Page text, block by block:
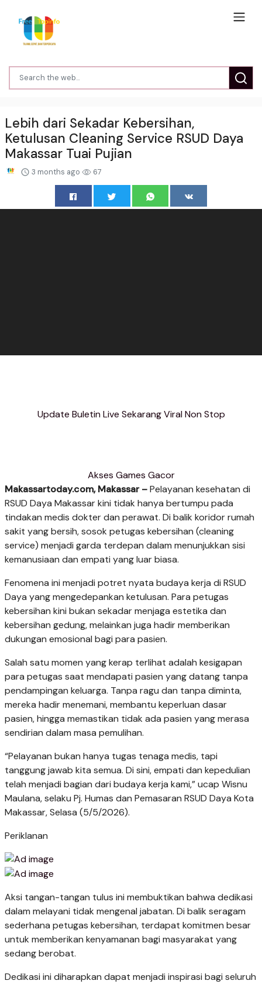
Lebih dari Sekadar Kebersihan,
Ketulusan Cleaning Service RSUD Daya
Makassar Tuai Pujian
3 months ago 67
Update Buletin Live Sekarang Viral Non Stop
Akses Games Gacor
Makassartoday.com, Makassar –Pelayanan kesehatan di
RSUD Daya Makassar kini tidak hanya bertumpu pada
tindakan medis dokter dan perawat. Di balik koridor rumah
sakit yang bersih, sosok petugas kebersihan (cleaning
service) menjadi garda terdepan dalam menunjukkan sisi
kemanusiaan dan empati yang luar biasa.
Fenomena ini menjadi potret nyata budaya kerja di RSUD
Daya yang mengedepankan ketulusan. Para petugas
kebersihan kini bukan sekadar menjaga estetika dan
kebersihan gedung, melainkan juga hadir memberikan
dukungan emosional bagi para pasien.
Salah satu momen yang kerap terlihat adalah kesigapan
para petugas saat mendapati pasien yang datang tanpa
pendampingan keluarga. Tanpa ragu dan tanpa diminta,
mereka hadir menemani, membantu keperluan dasar
pasien, hingga memastikan tidak ada pasien yang merasa
sendirian dalam masa pemulihan.
“Pelayanan bukan hanya tugas tenaga medis, tapi
tanggung jawab kita semua. Di sini, empati dan kepedulian
telah menjadi bagian dari budaya kerja kami,” ucap Wisnu
Maulana, selaku Pj. Humas dan Pemasaran RSUD Daya Kota
Makassar, Selasa (5/5/2026).
Periklanan
Aksi tangan-tangan tulus ini membuktikan bahwa dedikasi
dalam melayani tidak mengenal jabatan. Di balik seragam
sederhana petugas kebersihan, terdapat komitmen besar
untuk memberikan kenyamanan bagi masyarakat yang
sedang berobat.
Dedikasi ini diharapkan dapat menjadi inspirasi bagi seluruh